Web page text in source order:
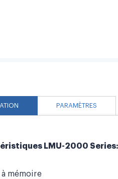
PARAMÈTRES
LMU-2000 Series:
à mémoire